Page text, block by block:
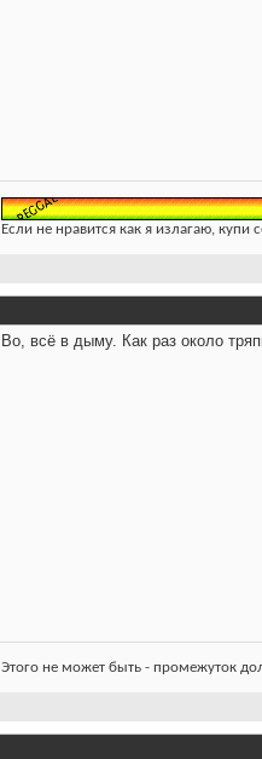
Если не нравится как я излагаю, купи
Во, всё в дыму. Как раз около
Этого не может быть - промежуток